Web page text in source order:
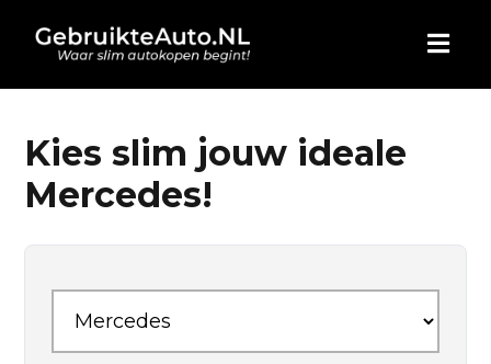
HOME
AUTO KOPEN
BLOG
Kies slim jouw ideale
Mercedes!